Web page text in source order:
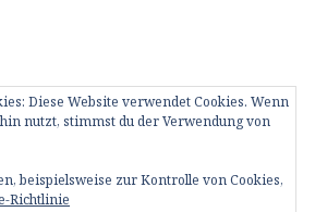
– Fragen?
Diese Website verwendet Cookies. Wenn
nutzt, stimmst du der Verwendung von
beispielsweise zur Kontrolle von Cookies,
Richtlinie